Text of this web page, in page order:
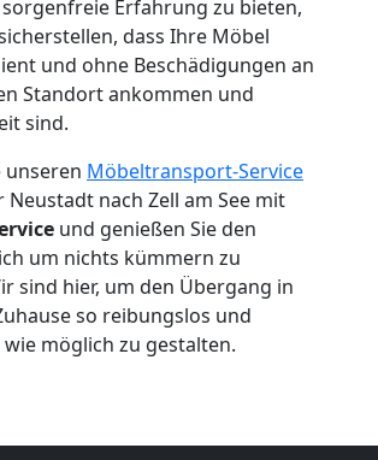
Erfahrung zu bieten,
dass Ihre Möbel
und ohne Beschädigungen an
Standort ankommen und
sind.
unseren Möbeltransport-Service
Neustadt nach Zell am See mit
und genießen Sie den
um nichts kümmern zu
sind hier, um den Übergang in
so reibungslos und
möglich zu gestalten.